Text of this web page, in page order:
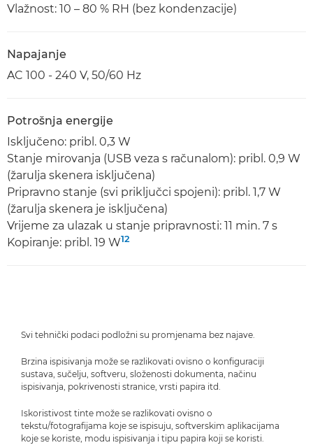
Vlažnost: 10 – 80 % RH (bez kondenzacije)
Napajanje
AC 100 - 240 V, 50/60 Hz
Potrošnja energije
Isključeno: pribl. 0,3 W
Stanje mirovanja (USB veza s računalom): pribl. 0,9 W
(žarulja skenera isključena)
Pripravno stanje (svi priključci spojeni): pribl. 1,7 W
(žarulja skenera je isključena)
Vrijeme za ulazak u stanje pripravnosti: 11 min. 7 s
Kopiranje: pribl. 19 W12
Svi tehnički podaci podložni su promjenama bez najave.
Brzina ispisivanja može se razlikovati ovisno o konfiguraciji
sustava, sučelju, softveru, složenosti dokumenta, načinu
ispisivanja, pokrivenosti stranice, vrsti papira itd.
Iskoristivost tinte može se razlikovati ovisno o
tekstu/fotografijama koje se ispisuju, softverskim aplikacijama
koje se koriste, modu ispisivanja i tipu papira koji se koristi.